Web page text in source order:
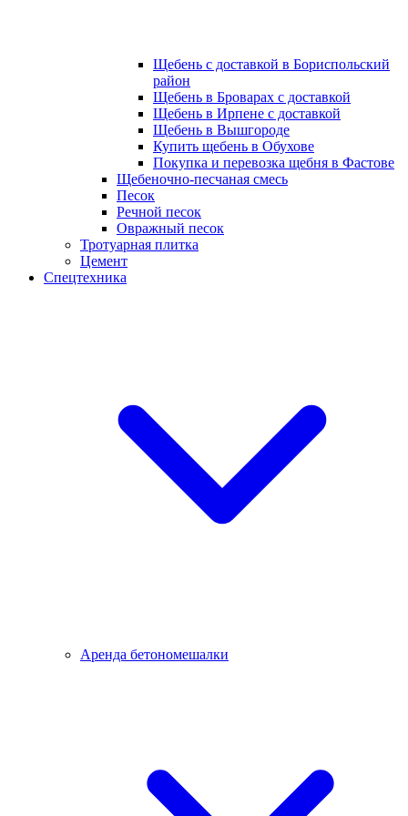
Щебень с доставкой в Бориспольский
район
Щебень в Броварах с доставкой
Щебень в Ирпене с доставкой
Щебень в Вышгороде
Купить щебень в Обухове
Покупка и перевозка щебня в Фастове
Щебеночно-песчаная смесь
Песок
Речной песок
Овражный песок
Тротуарная плитка
Цемент
Спецтехника
Аренда бетономешалки